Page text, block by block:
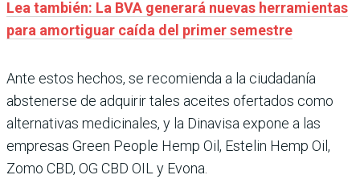
Lea también: La BVA generará nuevas herramientas
para amortiguar caída del primer semestre
Ante estos hechos, se recomienda a la ciudadanía
abstenerse de adquirir tales aceites ofertados como
alternativas medicinales, y la Dinavisa expone a las
empresas Green People Hemp Oil, Estelin Hemp Oil,
Zomo CBD, OG CBD OIL y Evona.